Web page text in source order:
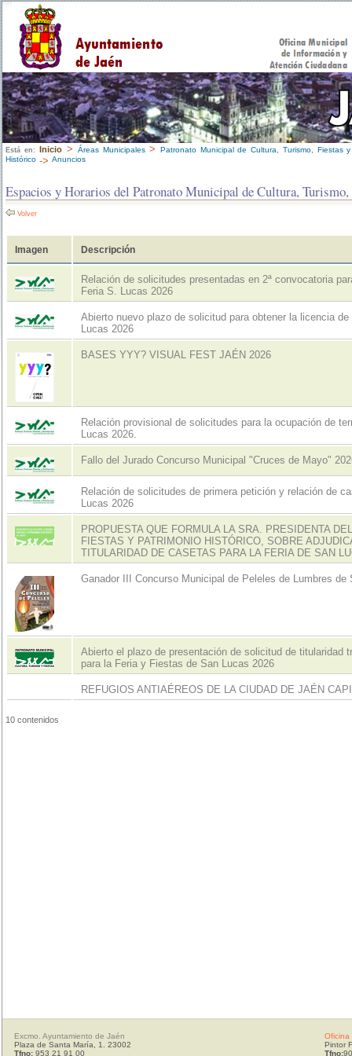
Está en: Inicio > Áreas Municipales>Patronato Municipal de Cultura, Turismo, Fiestas
Histórico -> Anuncios
Espacios y Horarios del Patronato Municipal de Cultura,
Volver
Imagen Descripción
Relación de solicitudes presentadas en 2ª convocatoria
Feria S. Lucas 2026
Abierto nuevo plazo de solicitud para obtener la licencia
Lucas 2026
BASES YYY? VISUAL FEST JAÉN 2026
Relación provisional de solicitudes para la ocupación de
Lucas 2026.
Fallo del Jurado Concurso Municipal "Cruces de Mayo"
Relación de solicitudes de primera petición y relación de
Lucas 2026
PROPUESTA QUE FORMULA LA SRA. PRESIDENTA
FIESTAS Y PATRIMONIO HISTÓRICO, SOBRE
TITULARIDAD DE CASETAS PARA LA FERIA DE SAN
Ganador III Concurso Municipal de Peleles de Lumbres de
Abierto el plazo de presentación de solicitud de titularidad
para la Feria y Fiestas de San Lucas 2026
REFUGIOS ANTIAÉREOS DE LA CIUDAD DE JAÉN
10 contenidos
Excmo. Ayuntamiento de Jaén
Plaza de Santa María, 1. 23002
Tfno: 953 21 91 00
Oficina
Pintor
Tfno: